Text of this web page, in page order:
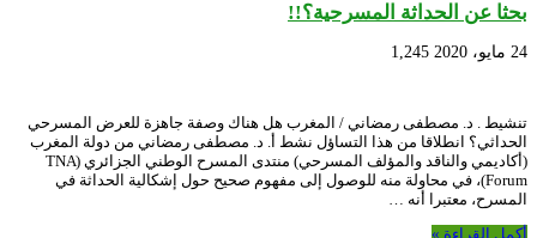
بحثا عن الحداثة المسرحية؟!!
24 مايو، 2020 1,245
تنشيط . د. مصطفى رمضاني / المغرب هل هناك وصفة جاهزة للعرض المسرحي
الحداثي؟ انطلاقا من هذا التساؤل نشط أ. د. مصطفى رمضاني من دولة المغرب
(أكاديمي والناقد والمؤلف المسرحي) منتدى المسرح الوطني الجزائري (TNA
Forum)، في محاولة منه للوصول إلى مفهوم صحيح حول إشكالية الحداثة في
المسرح، معتبرا أنه …
أكمل القراءة »